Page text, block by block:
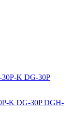
K DG-30P DGH-